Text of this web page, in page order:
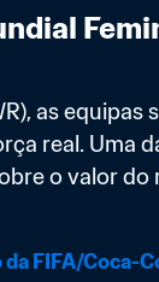
as equipas
real. Uma
o valor do
FIFA/Coca-